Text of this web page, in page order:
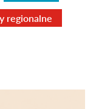
regionalne